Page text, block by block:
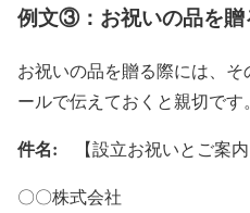
例文③：お祝いの品を贈
お祝いの品を贈る際には、
ールで伝えておくと親切です。
件名: 【設立お祝いとご案
〇〇株式会社